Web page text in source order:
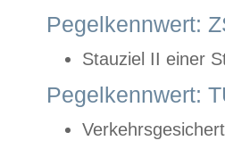
Pegelkennwert:
Stauziel II einer
Pegelkennwert: